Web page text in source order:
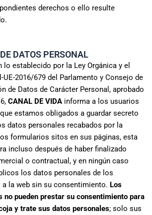
derechos o ello resulte
DATOS PERSONAL
lo establecido por la Ley Orgánica y el
UE-2016/679 del Parlamento y Consejo de
de Datos de Carácter Personal, aprobado
CANAL DE VIDA informa a los usuarios
estamos obligados a guardar secreto
datos personales recabados por la
formularios sitos en sus páginas, esta
incluso después de haber finalizado
o contractual, y en ningún caso
los datos personales de los
la web sin su consentimiento. Los
no pueden prestar su consentimiento para
y trate sus datos personales; solo sus